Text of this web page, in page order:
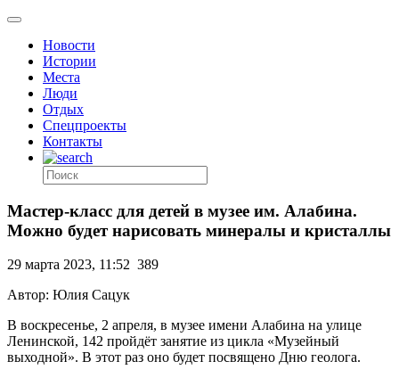
Новости
Истории
Места
Люди
Отдых
Спецпроекты
Контакты
Мастер-класс для детей в музее им. Алабина.
Можно будет нарисовать минералы и кристаллы
29 марта 2023, 11:52 389
Автор: Юлия Сацук
В воскресенье, 2 апреля, в музее имени Алабина на улице
Ленинской, 142 пройдёт занятие из цикла «Музейный
выходной». В этот раз оно будет посвящено Дню геолога.